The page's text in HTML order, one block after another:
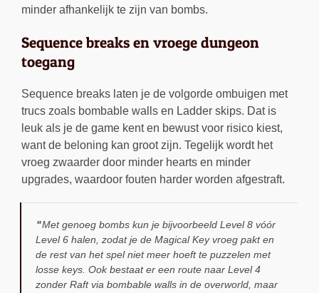
minder afhankelijk te zijn van bombs.
Sequence breaks en vroege dungeon
toegang
Sequence breaks laten je de volgorde ombuigen met
trucs zoals bombable walls en Ladder skips. Dat is
leuk als je de game kent en bewust voor risico kiest,
want de beloning kan groot zijn. Tegelijk wordt het
vroeg zwaarder door minder hearts en minder
upgrades, waardoor fouten harder worden afgestraft.
Met genoeg bombs kun je bijvoorbeeld Level 8 vóór
Level 6 halen, zodat je de Magical Key vroeg pakt en
de rest van het spel niet meer hoeft te puzzelen met
losse keys. Ook bestaat er een route naar Level 4
zonder Raft via bombable walls in de overworld, maar